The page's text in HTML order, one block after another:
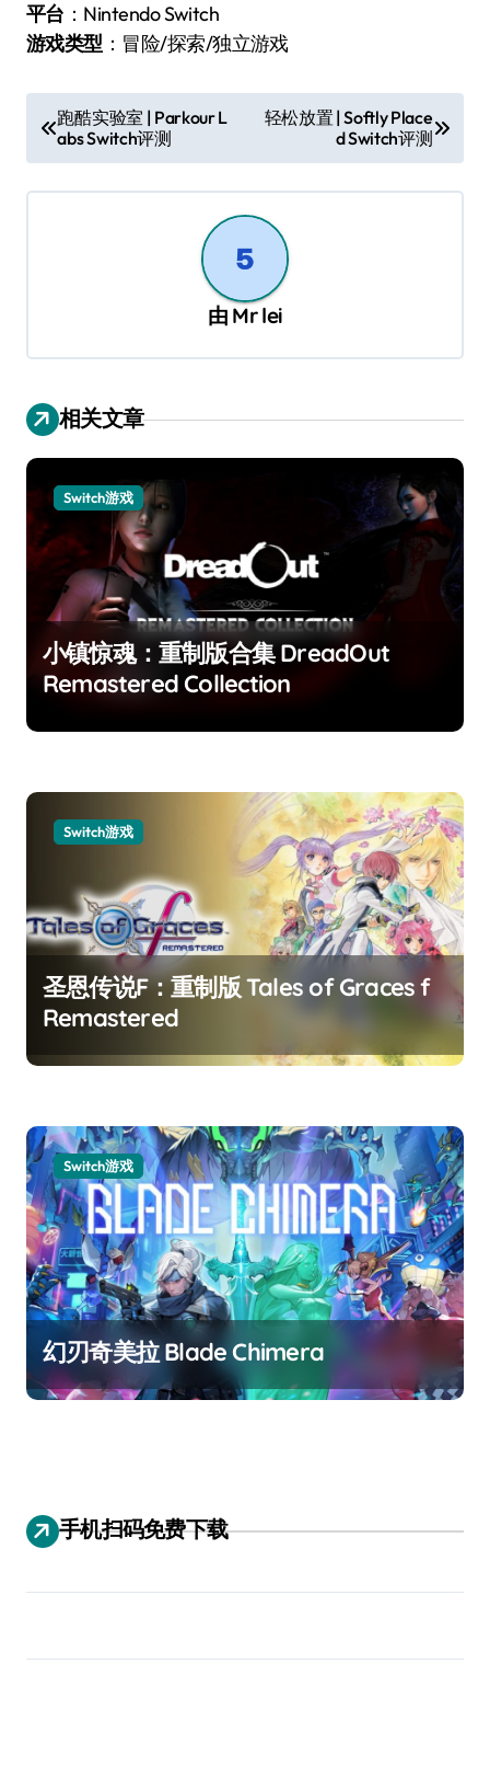
平台 ：Nintendo Switch
游戏类型 ：冒险/探索/独立游戏
章
导
跑酷实验室 | Parkour L
abs Switch评测
轻松放置 | Softly Place
d Switch评测
由 Mr lei
相关文章
Switch游戏
小镇惊魂：重制版合集 DreadOut
Remastered Collection
Switch游戏
圣恩传说F：重制版 Tales of Graces f
Remastered
Switch游戏
幻刃奇美拉 Blade Chimera
手机扫码免费下载